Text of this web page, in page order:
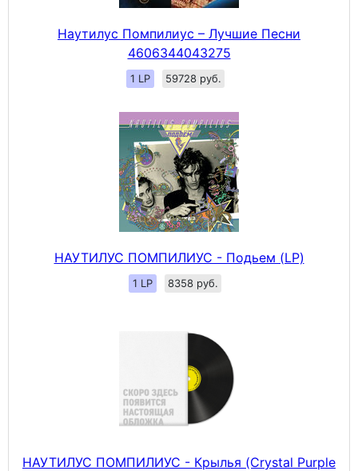
Наутилус Помпилиус – Лучшие Песни
4606344043275
1 LP 59728 руб.
НАУТИЛУС ПОМПИЛИУС - Подьем (LP)
1 LP 8358 руб.
НАУТИЛУС ПОМПИЛИУС - Крылья (Crystal Purple